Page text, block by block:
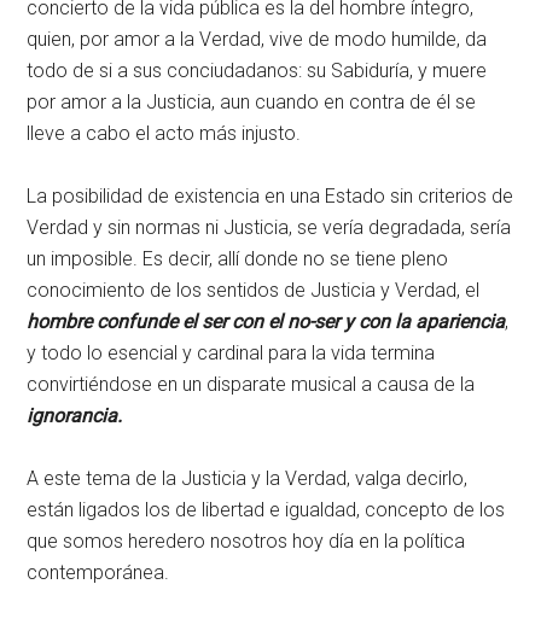
concierto de la vida pública es la del hombre íntegro,
quien, por amor a la Verdad, vive de modo humilde, da
todo de si a sus conciudadanos: su Sabiduría, y muere
por amor a la Justicia, aun cuando en contra de él se
lleve a cabo el acto más injusto.
La posibilidad de existencia en una Estado sin criterios de
Verdad y sin normas ni Justicia, se vería degradada, sería
un imposible. Es decir, allí donde no se tiene pleno
conocimiento de los sentidos de Justicia y Verdad, el
hombre confunde el ser con el no-ser y con la apariencia,
y todo lo esencial y cardinal para la vida termina
convirtiéndose en un disparate musical a causa de la
ignorancia.
A este tema de la Justicia y la Verdad, valga decirlo,
están ligados los de libertad e igualdad, concepto de los
que somos heredero nosotros hoy día en la política
contemporánea.